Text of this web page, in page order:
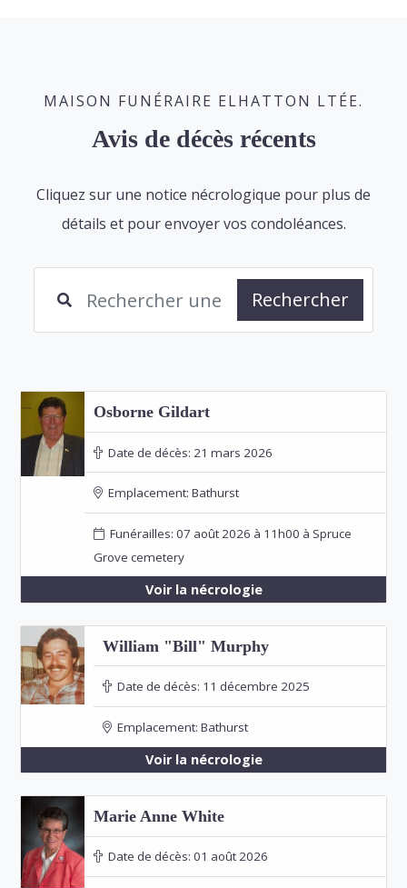
MAISON FUNÉRAIRE ELHATTON LTÉE.
Avis de décès récents
Cliquez sur une notice nécrologique pour plus de
détails et pour envoyer vos condoléances.
Rechercher
Osborne Gildart
Date de décès: 21 mars 2026
Emplacement: Bathurst
Funérailles: 07 août 2026 à 11h00 à Spruce
Grove cemetery
Voir la nécrologie
William "Bill" Murphy
Date de décès: 11 décembre 2025
Emplacement: Bathurst
Voir la nécrologie
Marie Anne White
Date de décès: 01 août 2026